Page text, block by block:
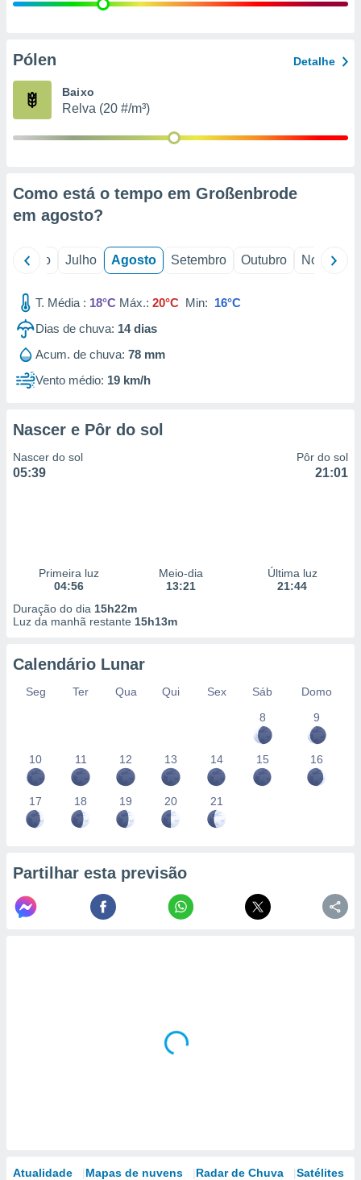
e
de
Pólen Detalhe
Baixo
Relva (20 #/m³)
Como está o tempo em Großenbrode
em agosto?
Junho Julho Agosto Setembro Outubro Novembro
T. Média : 18°C Máx.: 20°C Min: 16°C
Dias de chuva: 14dias
Acum. de chuva: 78 mm
Vento médio: 19 km/h
Nascer e Pôr do sol
Nascer do sol
05:39
Pôr do sol
21:01
Primeira luz
04:56
Meio-dia
13:21
Última luz
21:44
Duração do dia 15h22m
Luz da manhã restante 15h13m
Calendário Lunar
Seg Ter Qua Qui Sex Sáb
Domo
8
9
10 11 12 13 14 15 16
17 18 19 20 21
Partilhar esta previsão
Atualidade Mapas de nuvens Radar de Chuva Satélites